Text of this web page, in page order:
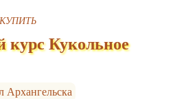
КУПИТЬ
курс Кукольное
Архангельска